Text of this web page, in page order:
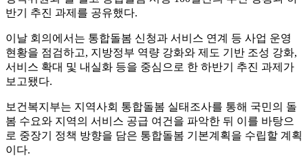
반기 추진 과제를 공유했다.
이날 회의에서는 통합돌봄 신청과 서비스 연계 등 사업 운영
현황을 점검하고, 지방정부 역량 강화와 제도 기반 조성 강화,
서비스 확대 및 내실화 등을 중심으로 한 하반기 추진 과제가
보고됐다.
보건복지부는 지역사회 통합돌봄 실태조사를 통해 국민의 돌
봄 수요와 지역의 서비스 공급 여건을 파악한 뒤 이를 바탕으
로 중장기 정책 방향을 담은 통합돌봄 기본계획을 수립할 계획
이다.